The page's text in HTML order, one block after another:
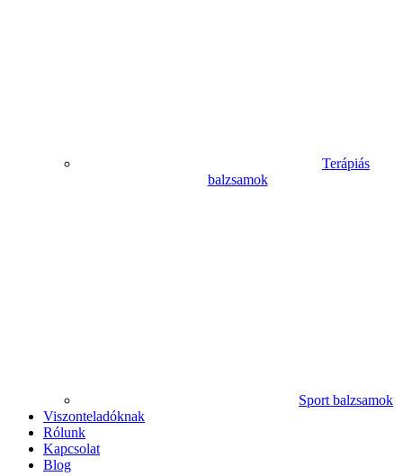
Terápiás
balzsamok
Sport balzsamok
Viszonteladóknak
Rólunk
Kapcsolat
Blog